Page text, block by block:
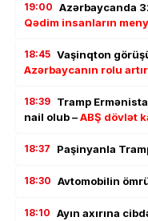
19:00 Azərbaycanda
Qədim insanların
18:45 Vaşinqton
Azərbaycanın rolu artır
18:39 Tramp
nail olub –ABŞ dövlət
18:37 Paşinyanla
18:30 Avtomobilin
18:10 Ayın axırına